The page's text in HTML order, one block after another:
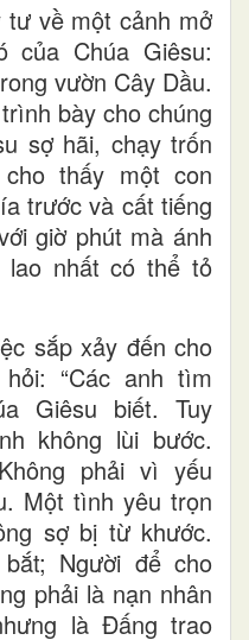
tư về một cảnh mở
của Chúa Giêsu:
vườn Cây Dầu.
bày cho chúng
sợ hãi, chạy trốn
thấy một con
trước và cất tiếng
giờ phút mà ánh
nhất có thể tỏ
sắp xảy đến cho
“Các anh tìm
Giêsu biết. Tuy
không lùi bước.
phải vì yếu
Một tình yêu trọn
sợ bị từ khước.
Người để cho
phải là nạn nhân
là Đấng trao